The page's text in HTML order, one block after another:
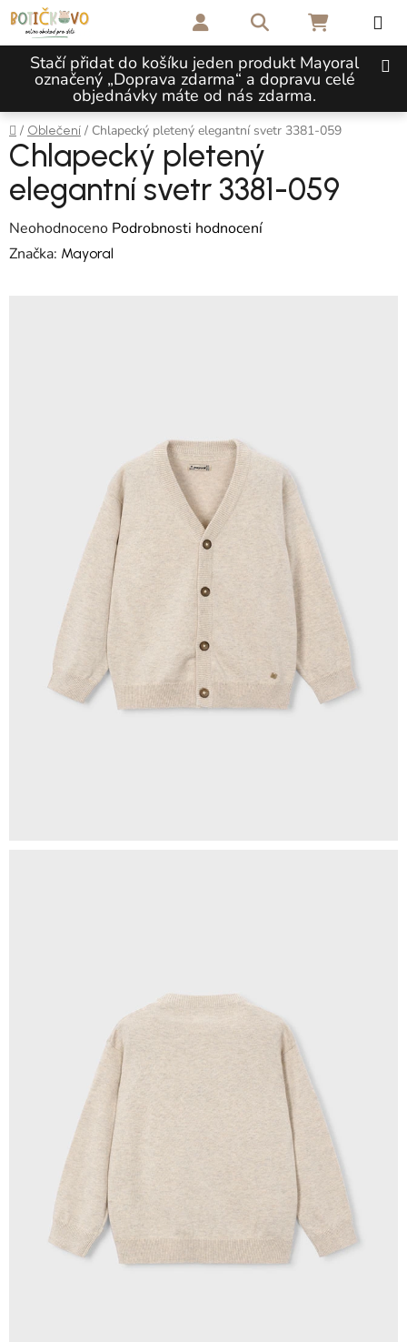
Přejít na obsah
Stačí přidat do košíku jeden produkt Mayoral
označený „Doprava zdarma“ a dopravu celé
objednávky máte od nás zdarma.
Hledat NÁKUPNÍ
Domů
/ Oblečení / Chlapecký pletený elegantní svetr 3381-059
Chlapecký pletený
elegantní svetr 3381-059
Průměrné hodnocení produktu je 0,0 z 5 hvězdiček.
Neohodnoceno Podrobnosti hodnocení
Značka: Mayoral